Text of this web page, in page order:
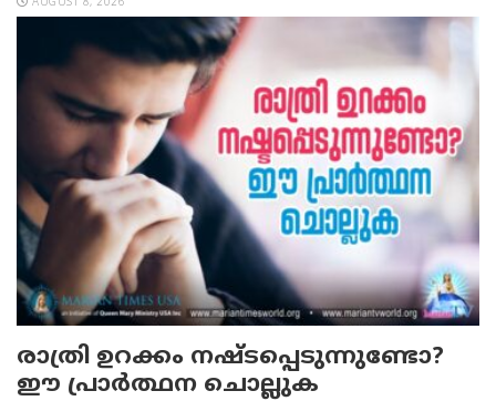
രാത്രി ഉറക്കം നഷ്ടപ്പെടുന്നുണ്ടോ?
ഈ പ്രാര്‍ത്ഥന ചൊല്ലുക